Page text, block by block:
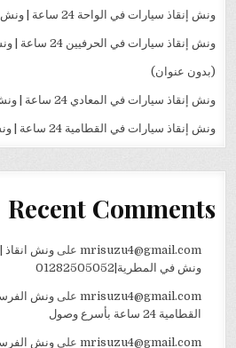
ونش إنقاذ سيارات في الواحة 24 ساعة | ونش الفرسان
ونش إنقاذ سيارات في الحرفيين 24 ساعة | ونش الفرسان
(بدون عنوان)
ونش إنقاذ سيارات في المعادي 24 ساعة | ونش الفرسان
ونش إنقاذ سيارات في القطامية 24 ساعة | ونش الفرسان
Recent Comments
mrisuzu4@gmail.comعلى ونش
ونش في المطرية|01282505052
mrisuzu4@gmail.comعلى ونش
القطامية 24 ساعة بأسرع وصول
mrisuzu4@gmail.comعلى ونش